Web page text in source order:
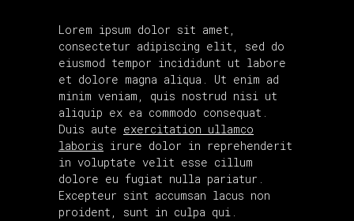
Lorem ipsum dolor sit amet,
consectetur adipiscing elit, sed do
eiusmod tempor incididunt ut labore
et dolore magna aliqua. Ut enim ad
minim veniam, quis nostrud nisi ut
aliquip ex ea commodo consequat.
Duis aute exercitation ullamco
laboris irure dolor in reprehenderit
in voluptate velit esse cillum
dolore eu fugiat nulla pariatur.
Excepteur sint accumsan lacus non
proident, sunt in culpa qui.